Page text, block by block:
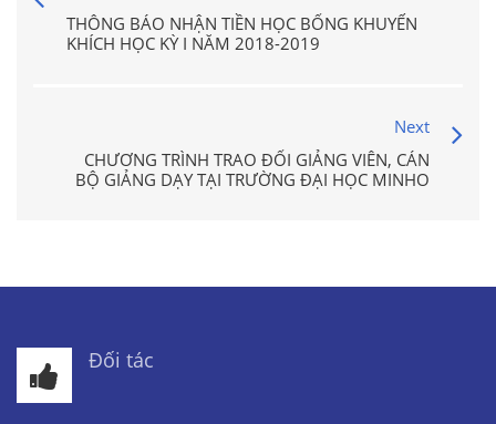
THÔNG BÁO NHẬN TIỀN HỌC BỔNG KHUYẾN
KHÍCH HỌC KỲ I NĂM 2018-2019
Next
CHƯƠNG TRÌNH TRAO ĐỔI GIẢNG VIÊN, CÁN
BỘ GIẢNG DẠY TẠI TRƯỜNG ĐẠI HỌC MINHO
Đối tác